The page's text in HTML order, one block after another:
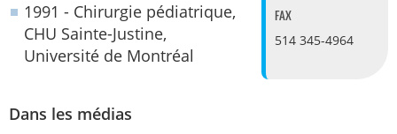
FAX
514 345-4964
1991 - Chirurgie pédiatrique,
CHU Sainte-Justine,
Université de Montréal
Dans les médias